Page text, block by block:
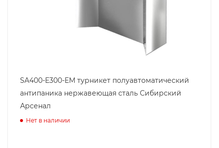
SA400-E300-EM турникет полуавтоматический
антипаника нержавеющая сталь Сибирский
Арсенал
Нет в наличии